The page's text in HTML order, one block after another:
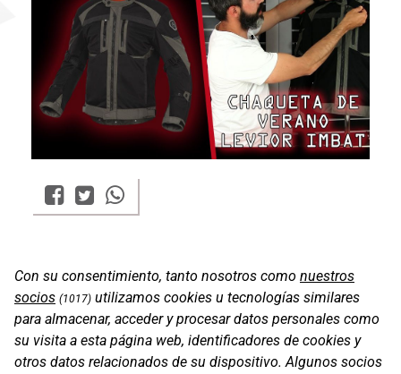
Con su consentimiento, tanto nosotros como nuestros
socios (1017) utilizamos cookies u tecnologías similares
para almacenar, acceder y procesar datos personales como
su visita a esta página web, identificadores de cookies y
otros datos relacionados de su dispositivo. Algunos socios